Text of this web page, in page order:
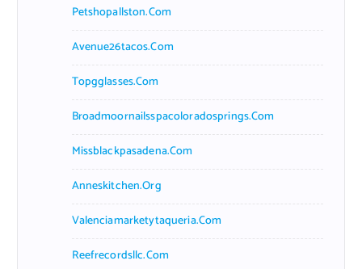
Petshopallston.com
Avenue26tacos.com
Topgglasses.com
Broadmoornailsspacoloradosprings.com
Missblackpasadena.com
Anneskitchen.org
Valenciamarketytaqueria.com
Reefrecordsllc.com